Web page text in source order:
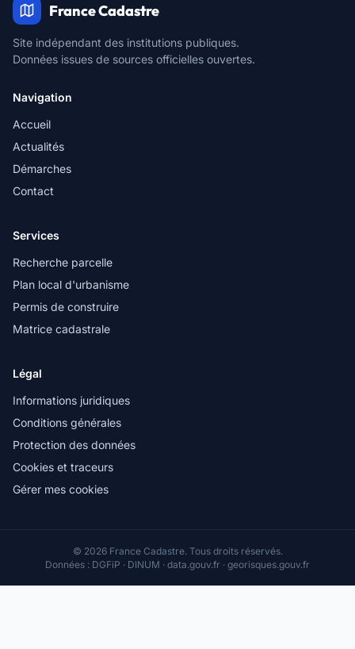
France Cadastre
Site indépendant des institutions publiques.
Données issues de sources officielles ouvertes.
Navigation
Accueil
Actualités
Démarches
Contact
Services
Recherche parcelle
Plan local d'urbanisme
Permis de construire
Matrice cadastrale
Légal
Informations juridiques
Conditions générales
Protection des données
Cookies et traceurs
Gérer mes cookies
© 2026 France Cadastre. Tous droits réservés.
Données : DGFiP · DINUM · data.gouv.fr · georisques.gouv.fr